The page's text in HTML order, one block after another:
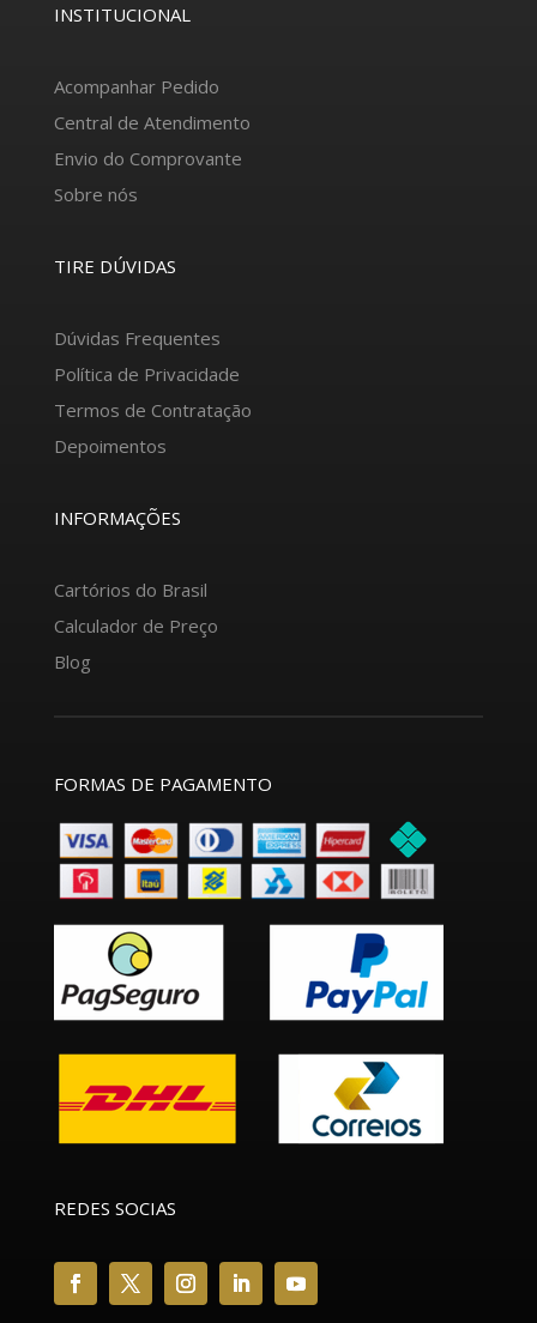
INSTITUCIONAL
Acompanhar Pedido
Central de Atendimento
Envio do Comprovante
Sobre nós
TIRE DÚVIDAS
Dúvidas Frequentes
Política de Privacidade
Termos de Contratação
Depoimentos
INFORMAÇÕES
Cartórios do Brasil
Calculador de Preço
Blog
FORMAS DE PAGAMENTO
REDES SOCIAS